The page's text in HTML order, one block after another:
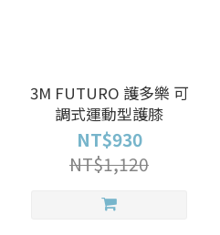
3M FUTURO 護多樂 可
調式運動型護膝
NT$930
NT$1,120